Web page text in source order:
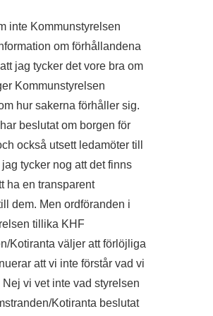
inte Kommunstyrelsen
om förhållandena
jag tycker det vore bra om
Kommunstyrelsen
hur sakerna förhåller sig.
beslutat om borgen för
också utsett ledamöter till
tycker nog att det finns
ha en transparent
dem. Men ordföranden i
tillika KHF
Kotiranta väljer att förlöjliga
att vi inte förstår vad vi
Nej vi vet inte vad styrelsen
Kotiranta beslutat